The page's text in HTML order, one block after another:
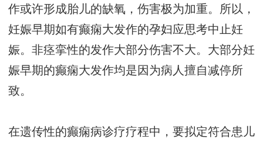
作或许形成胎儿的缺氧，伤害极为加重。所以，
妊娠早期如有癫痫大发作的孕妇应思考中止妊
娠。非痉挛性的发作大部分伤害不大。大部分妊
娠早期的癫痫大发作均是因为病人擅自减停所
致。
在遗传性的癫痫病诊疗疗程中，要拟定符合患儿